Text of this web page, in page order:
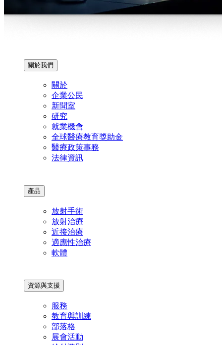
關於我們
關於
企業公民
新聞室
研究
就業機會
全球醫療教育獎助金
醫療政策事務
法律資訊
產品
放射手術
放射治療
近接治療
適應性治療
軟體
資源與支援
服務
教育與訓練
部落格
展會活動